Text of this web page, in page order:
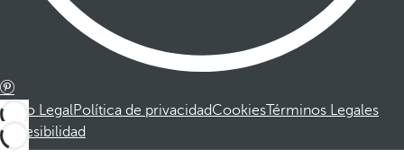
Aviso LegalPolítica de privacidadCookiesTérminos Legales
Accesibilidad